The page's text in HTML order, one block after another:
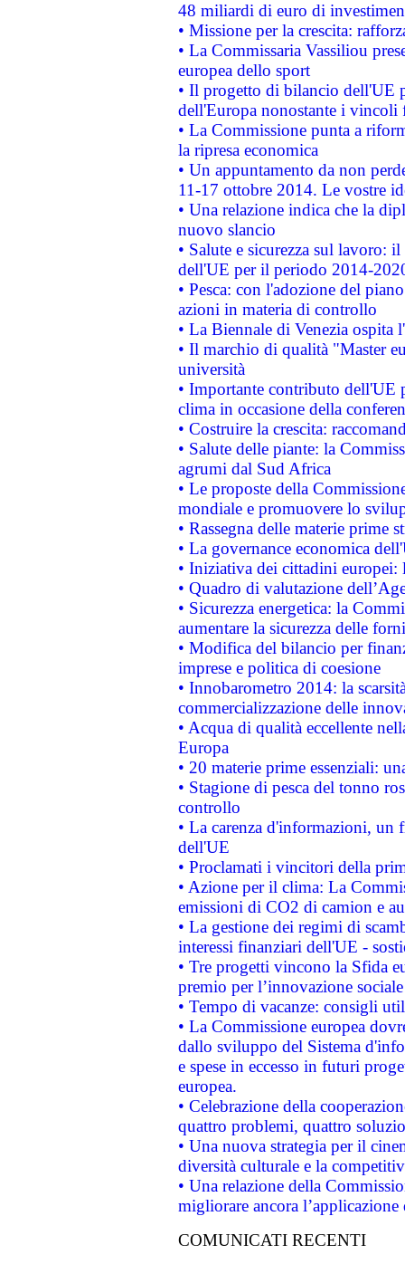
48 miliardi di euro di
• Missione per la crescita:
• La Commissaria Vassiliou
europea dello sport
• Il progetto di bilancio dell'UE
dell'Europa nonostante i vincoli
• La Commissione punta a
la ripresa economica
• Un appuntamento da non
11-17 ottobre 2014. Le vostre
• Una relazione indica che la
nuovo slancio
• Salute e sicurezza sul lavoro:
dell'UE per il periodo 2014-
• Pesca: con l'adozione del
azioni in materia di controllo
• La Biennale di Venezia ospita
• Il marchio di qualità "Master
università
• Importante contributo dell'UE
clima in occasione della
• Costruire la crescita:
• Salute delle piante: la
agrumi dal Sud Africa
• Le proposte della
mondiale e promuovere lo
• Rassegna delle materie prime
• La governance economica
• Iniziativa dei cittadini
• Quadro di valutazione
• Sicurezza energetica: la
aumentare la sicurezza delle
• Modifica del bilancio per
imprese e politica di coesione
• Innobarometro 2014: la
commercializzazione delle
• Acqua di qualità eccellente
Europa
• 20 materie prime essenziali:
• Stagione di pesca del tonno
controllo
• La carenza d'informazioni, un
dell'UE
• Proclamati i vincitori della
• Azione per il clima: La
emissioni di CO2 di camion e
• La gestione dei regimi di
interessi finanziari dell'UE -
• Tre progetti vincono la Sfida
premio per l’innovazione sociale
• Tempo di vacanze: consigli
• La Commissione europea
dallo sviluppo del Sistema
e spese in eccesso in futuri
europea.
• Celebrazione della
quattro problemi, quattro
• Una nuova strategia per il
diversità culturale e la
• Una relazione della
migliorare ancora
COMUNICATI RECENTI